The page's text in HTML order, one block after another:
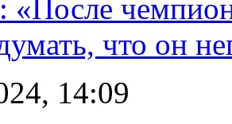
«После
что он
14:09